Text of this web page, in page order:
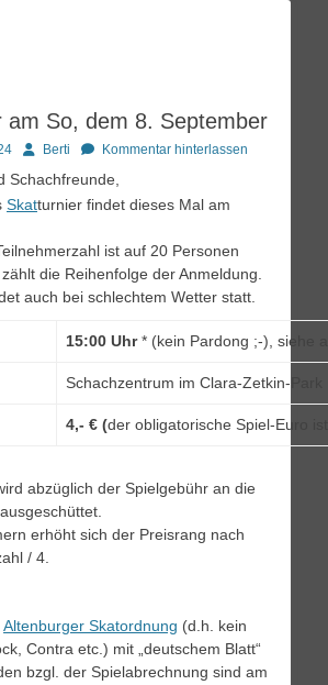
am So, dem 8. September
AutorBerti Kommentar hinterlassen
Schachfreunde,
Skatturnier findet dieses Mal am
ist auf 20 Personen
die Reihenfolge der Anmeldung.
auch bei schlechtem Wetter statt.
15:00 Uhr* (kein Pardong ;-), siehe
Schachzentrum im Clara-Zetkin-Park
4,- € (der obligatorische Spiel-Euro
abzüglich der Spielgebühr an die
erhöht sich der Preisrang nach
/ 4.
Altenburger Skatordnung (d.h. kein
Contra etc.) mit „deutschem Blatt“
bzgl. der Spielabrechnung sind am